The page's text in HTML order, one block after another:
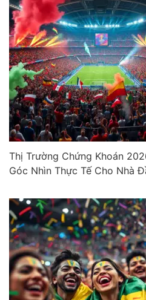
Thị Trường Chứng Khoán
Góc Nhìn Thực Tế Cho Nhà